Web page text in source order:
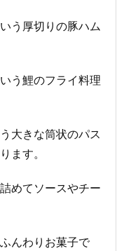
う厚切りの豚ハム
う鯉のフライ料理
大きな筒状のパス
ます。
めてソースやチー
んわりお菓子で